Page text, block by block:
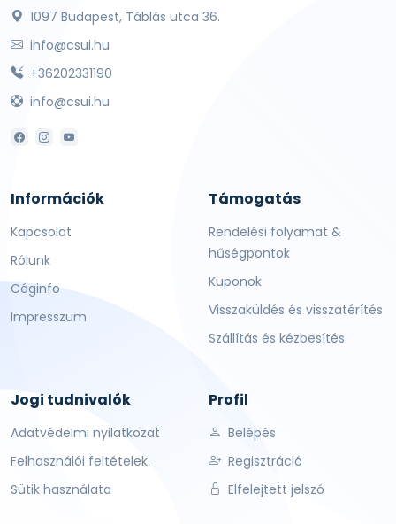
1097 Budapest, Táblás utca 36.
info@csui.hu
+36202331190
info@csui.hu
Információk
Kapcsolat
Rólunk
Céginfo
Impresszum
Támogatás
Rendelési folyamat &
hűségpontok
Kuponok
Visszaküldés és visszatérítés
Szállítás és kézbesítés
Jogi tudnivalók
Adatvédelmi nyilatkozat
Felhasználói feltételek.
Sütik használata
Profil
Belépés
Regisztráció
Elfelejtett jelszó